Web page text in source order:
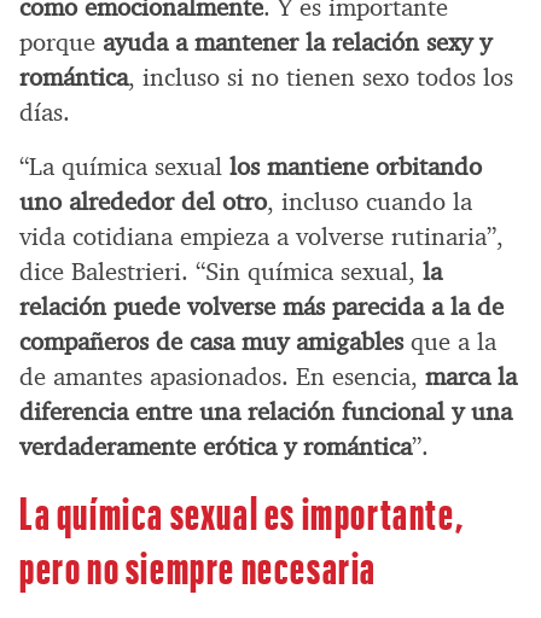
como emocionalmente. Y es importante
porque ayuda a mantener la relación sexy y
romántica, incluso si no tienen sexo todos los
días.
“La química sexual los mantiene orbitando
uno alrededor del otro, incluso cuando la
vida cotidiana empieza a volverse rutinaria”,
dice Balestrieri. “Sin química sexual, la
relación puede volverse más parecida a la de
compañeros de casa muy amigablesque a la
de amantes apasionados. En esencia, marca la
diferencia entre una relación funcional y una
verdaderamente erótica y romántica”.
La química sexual es importante,
pero no siempre necesaria